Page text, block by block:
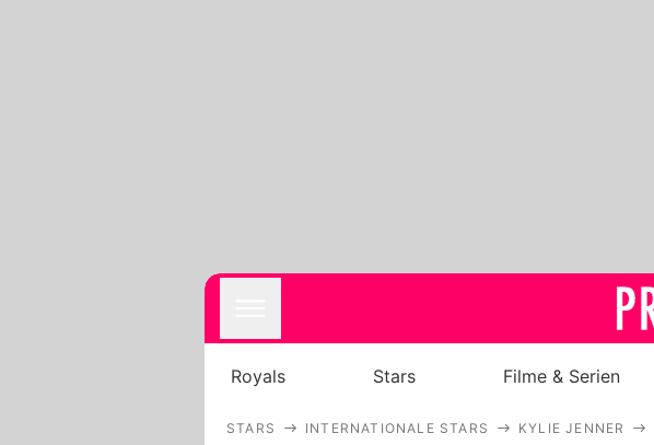
Royals Stars Filme & Serien
STARS INTERNATIONALE STARS KYLIE JENNER